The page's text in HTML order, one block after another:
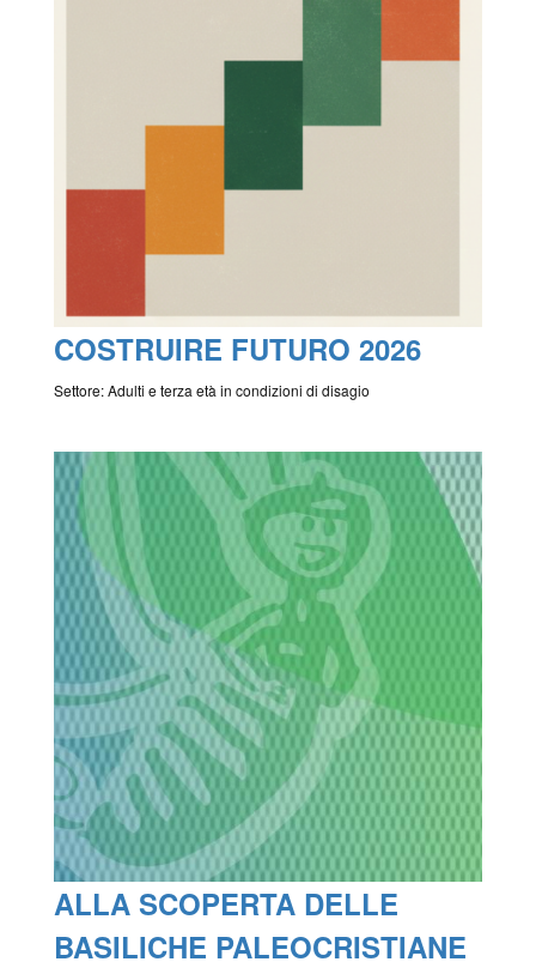
COSTRUIRE FUTURO 2026
Settore: Adulti e terza età in condizioni di disagio
ALLA SCOPERTA DELLE
BASILICHE PALEOCRISTIANE